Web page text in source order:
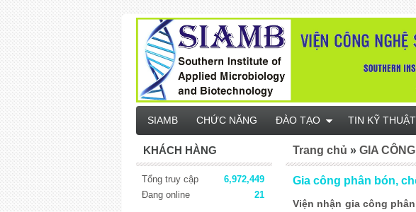
Gia công phân bón,
Viện nhận gia công
Trang chủ »GIA
KHÁCH HÀNG
Tổng truy cập
6,972,449
Đang online
21
SIAMB CHỨC NĂNG ĐÀO TẠO TIN KỸ THUẬT